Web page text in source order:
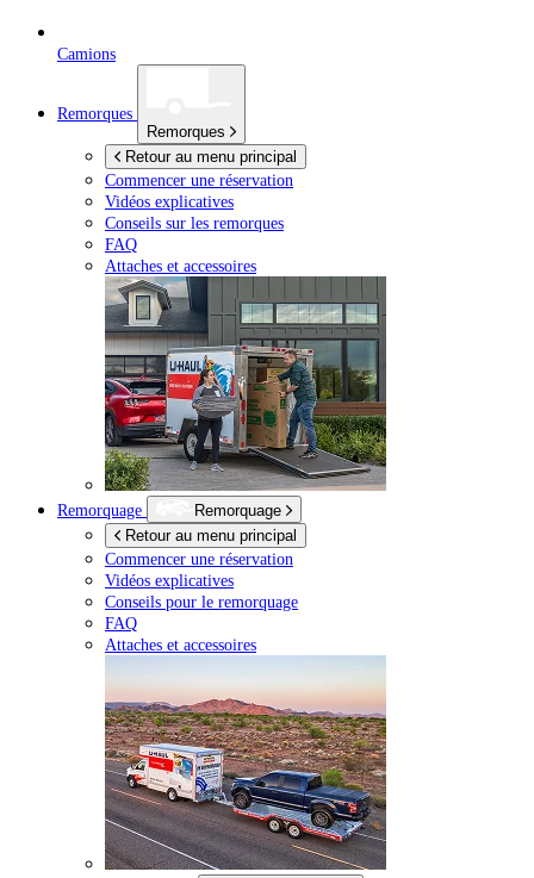
Camions
Remorques
Remorques
Retour au menu principal
Commencer une réservation
Vidéos explicatives
Conseils sur les remorques
FAQ
Attaches et accessoires
Remorquage
Remorquage
Retour au menu principal
Commencer une réservation
Vidéos explicatives
Conseils pour le remorquage
FAQ
Attaches et accessoires